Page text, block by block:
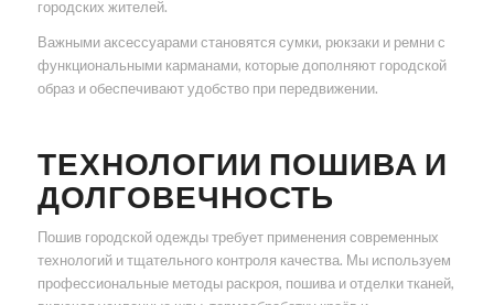
городских жителей.
Важными аксессуарами становятся сумки, рюкзаки и ремни с
функциональными карманами, которые дополняют городской
образ и обеспечивают удобство при передвижении.
ТЕХНОЛОГИИ ПОШИВА И
ДОЛГОВЕЧНОСТЬ
Пошив городской одежды требует применения современных
технологий и тщательного контроля качества. Мы используем
профессиональные методы раскроя, пошива и отделки тканей,